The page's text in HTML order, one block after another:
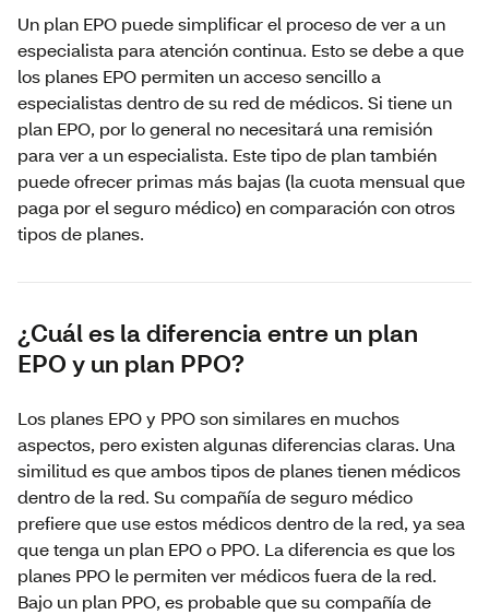
Un plan EPO puede simplificar el proceso de ver a un
especialista para atención continua. Esto se debe a que
los planes EPO permiten un acceso sencillo a
especialistas dentro de su red de médicos. Si tiene un
plan EPO, por lo general no necesitará una remisión
para ver a un especialista. Este tipo de plan también
puede ofrecer primas más bajas (la cuota mensual que
paga por el seguro médico) en comparación con otros
tipos de planes.
¿Cuál es la diferencia entre un plan
EPO y un plan PPO?
Los planes EPO y PPO son similares en muchos
aspectos, pero existen algunas diferencias claras. Una
similitud es que ambos tipos de planes tienen médicos
dentro de la red. Su compañía de seguro médico
prefiere que use estos médicos dentro de la red, ya sea
que tenga un plan EPO o PPO. La diferencia es que los
planes PPO le permiten ver médicos fuera de la red.
Bajo un plan PPO, es probable que su compañía de